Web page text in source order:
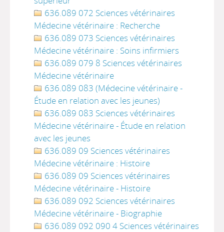
636.089 072 Sciences vétérinaires
Médecine vétérinaire : Recherche
636.089 073 Sciences vétérinaires
Médecine vétérinaire : Soins infirmiers
636.089 079 8 Sciences vétérinaires
Médecine vétérinaire
636.089 083 (Médecine vétérinaire -
Étude en relation avec les jeunes)
636.089 083 Sciences vétérinaires
Médecine vétérinaire - Étude en relation
avec les jeunes
636.089 09 Sciences vétérinaires
Médecine vétérinaire : Histoire
636.089 09 Sciences vétérinaires
Médecine vétérinaire - Histoire
636.089 092 Sciences vétérinaires
Médecine vétérinaire - Biographie
636.089 092 090 4 Sciences vétérinaires